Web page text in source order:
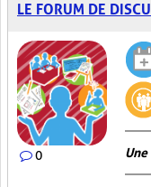
LE FORUM DE
0